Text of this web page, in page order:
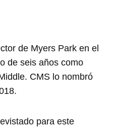
de Myers Park en el
de seis años como
CMS lo nombró
para este